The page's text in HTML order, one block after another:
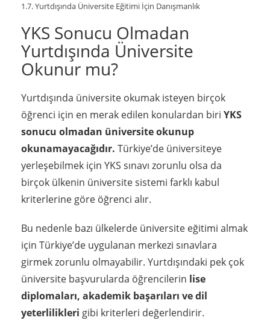
Yurtdışında Üniversite Eğitimi İçin Danışmanlık
YKS Sonucu Olmadan
Yurtdışında Üniversite
Okunur mu?
Yurtdışında üniversite okumak isteyen birçok
öğrenci için en merak edilen konulardan biri YKS
sonucu olmadan üniversite okunup
okunamayacağıdır. Türkiye’de üniversiteye
yerleşebilmek için YKS sınavı zorunlu olsa da
birçok ülkenin üniversite sistemi farklı kabul
kriterlerine göre öğrenci alır.
Bu nedenle bazı ülkelerde üniversite eğitimi almak
için Türkiye’de uygulanan merkezi sınavlara
girmek zorunlu olmayabilir. Yurtdışındaki pek çok
üniversite başvurularda öğrencilerin lise
diplomaları, akademik başarıları ve dil
yeterlilikleri gibi kriterleri değerlendirir.